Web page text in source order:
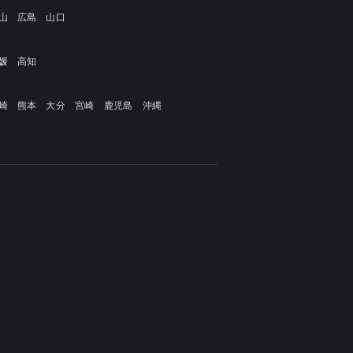
広島 山口
高知
熊本 大分 宮崎 鹿児島 沖縄